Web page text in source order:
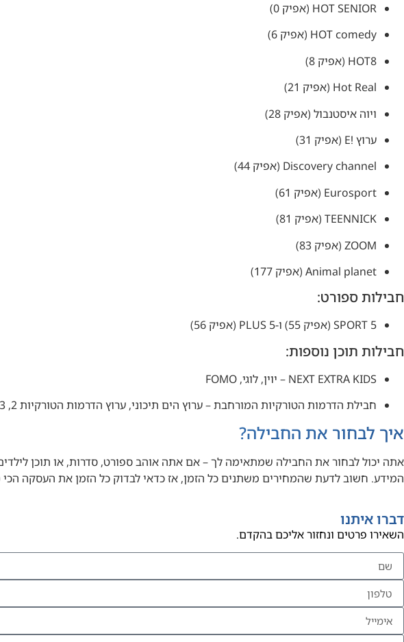
HOT SENIOR (אפיק 0)
HOT comedy (אפיק 6)
HOT8 (אפיק 8)
Hot Real (אפיק 21)
ויוה איסטנבול (אפיק 28)
ערוץ !E (אפיק 31)
Discovery channel (אפיק 44)
Eurosport (אפיק 61)
TEENNICK (אפיק 81)
ZOOM (אפיק 83)
Animal planet (אפיק 177)
חבילות ספורט:
5 SPORT (אפיק 55) ו-5 PLUS (אפיק 56)
חבילות תוכן נוספות:
NEXT EXTRA KIDS – יוין, לוגי, FOMO
חבילת הדרמות הטורקיות המורחבת – ערוץ הים תיכוני, ערוץ הדרמות הטורקיות 2, 3
איך לבחור את החבילה?
אתה יכול לבחור את החבילה שמתאימה לך – אם אתה אוהב ספורט, סדרות, או תוכן
המידע. חשוב לדעת שהמחירים משתנים כל הזמן, אז כדאי לבדוק כל הזמן את העסקה
דברו איתנו
השאירו פרטים ונחזור אליכם בהקדם.